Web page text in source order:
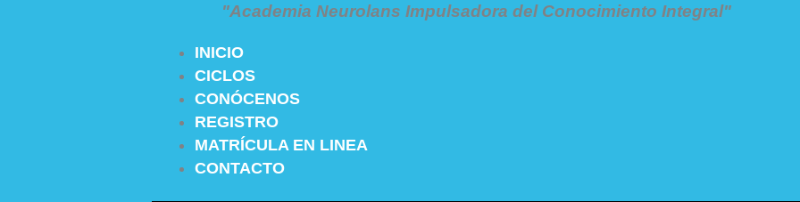
"Academia Neurolans Impulsadora del Conocimiento Integral"
INICIO
CICLOS
CONÓCENOS
REGISTRO
MATRÍCULA EN LINEA
CONTACTO